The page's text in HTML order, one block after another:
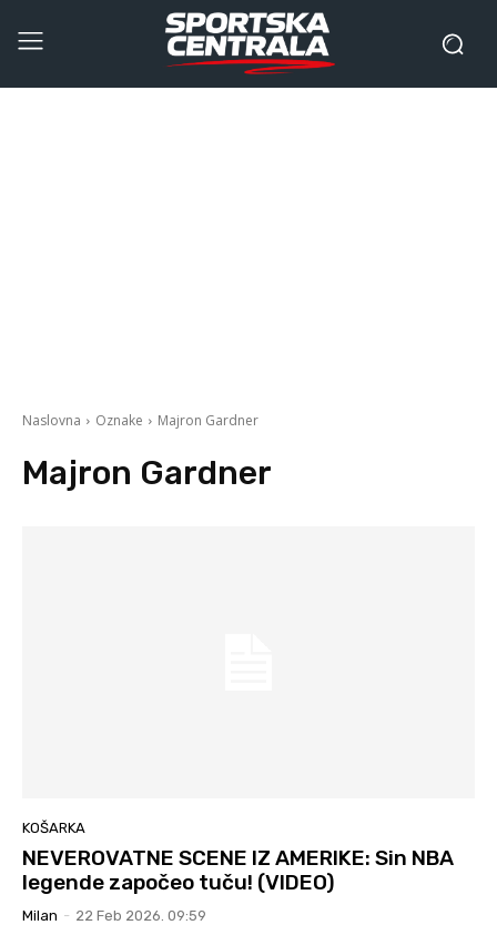
Naslovna Oznake Majron Gardner
Majron Gardner
KOŠARKA
NEVEROVATNE SCENE IZ AMERIKE: Sin NBA
legende započeo tuču! (VIDEO)
Milan - 22 Feb 2026. 09:59